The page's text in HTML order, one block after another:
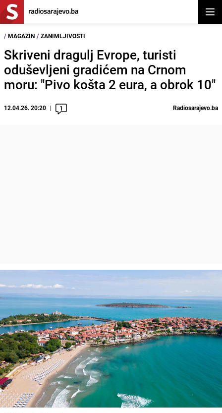
/ MAGAZIN / ZANIMLJIVOSTI
Skriveni dragulj Evrope, turisti
oduševljeni gradićem na Crnom
moru: "Pivo košta 2 eura, a obrok 10"
12.04.26. 20:20 1 Radiosarajevo.ba